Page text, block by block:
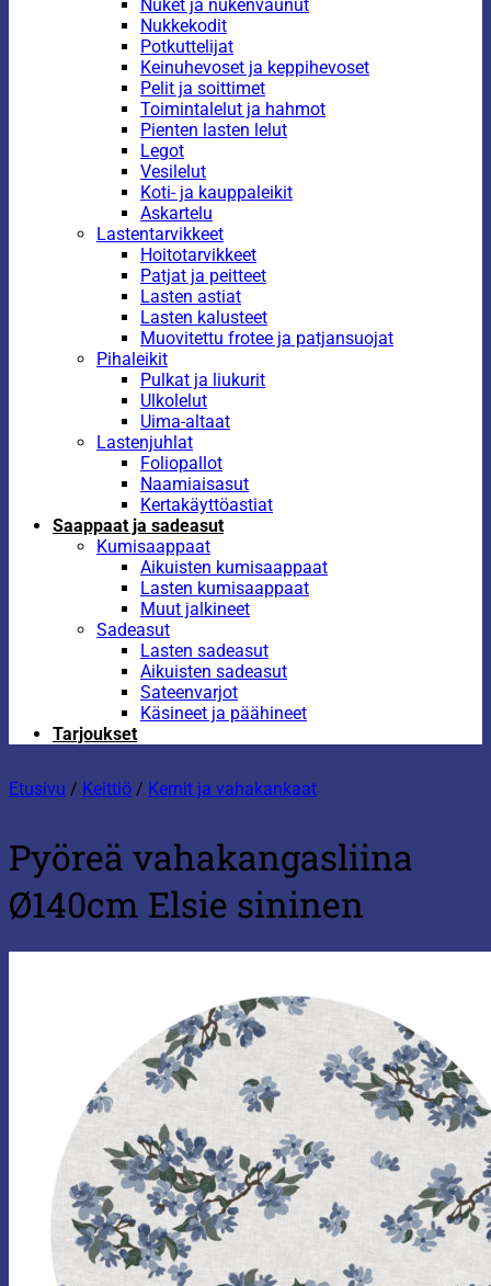
Nuket ja nukenvaunut
Nukkekodit
Potkuttelijat
Keinuhevoset ja keppihevoset
Pelit ja soittimet
Toimintalelut ja hahmot
Pienten lasten lelut
Legot
Vesilelut
Koti- ja kauppaleikit
Askartelu
Lastentarvikkeet
Hoitotarvikkeet
Patjat ja peitteet
Lasten astiat
Lasten kalusteet
Muovitettu frotee ja patjansuojat
Pihaleikit
Pulkat ja liukurit
Ulkolelut
Uima-altaat
Lastenjuhlat
Foliopallot
Naamiaisasut
Kertakäyttöastiat
Saappaat ja sadeasut
Kumisaappaat
Aikuisten kumisaappaat
Lasten kumisaappaat
Muut jalkineet
Sadeasut
Lasten sadeasut
Aikuisten sadeasut
Sateenvarjot
Käsineet ja päähineet
Tarjoukset
Etusivu / Keittiö / Kernit ja vahakankaat
Pyöreä vahakangasliina
Ø140cm Elsie sininen